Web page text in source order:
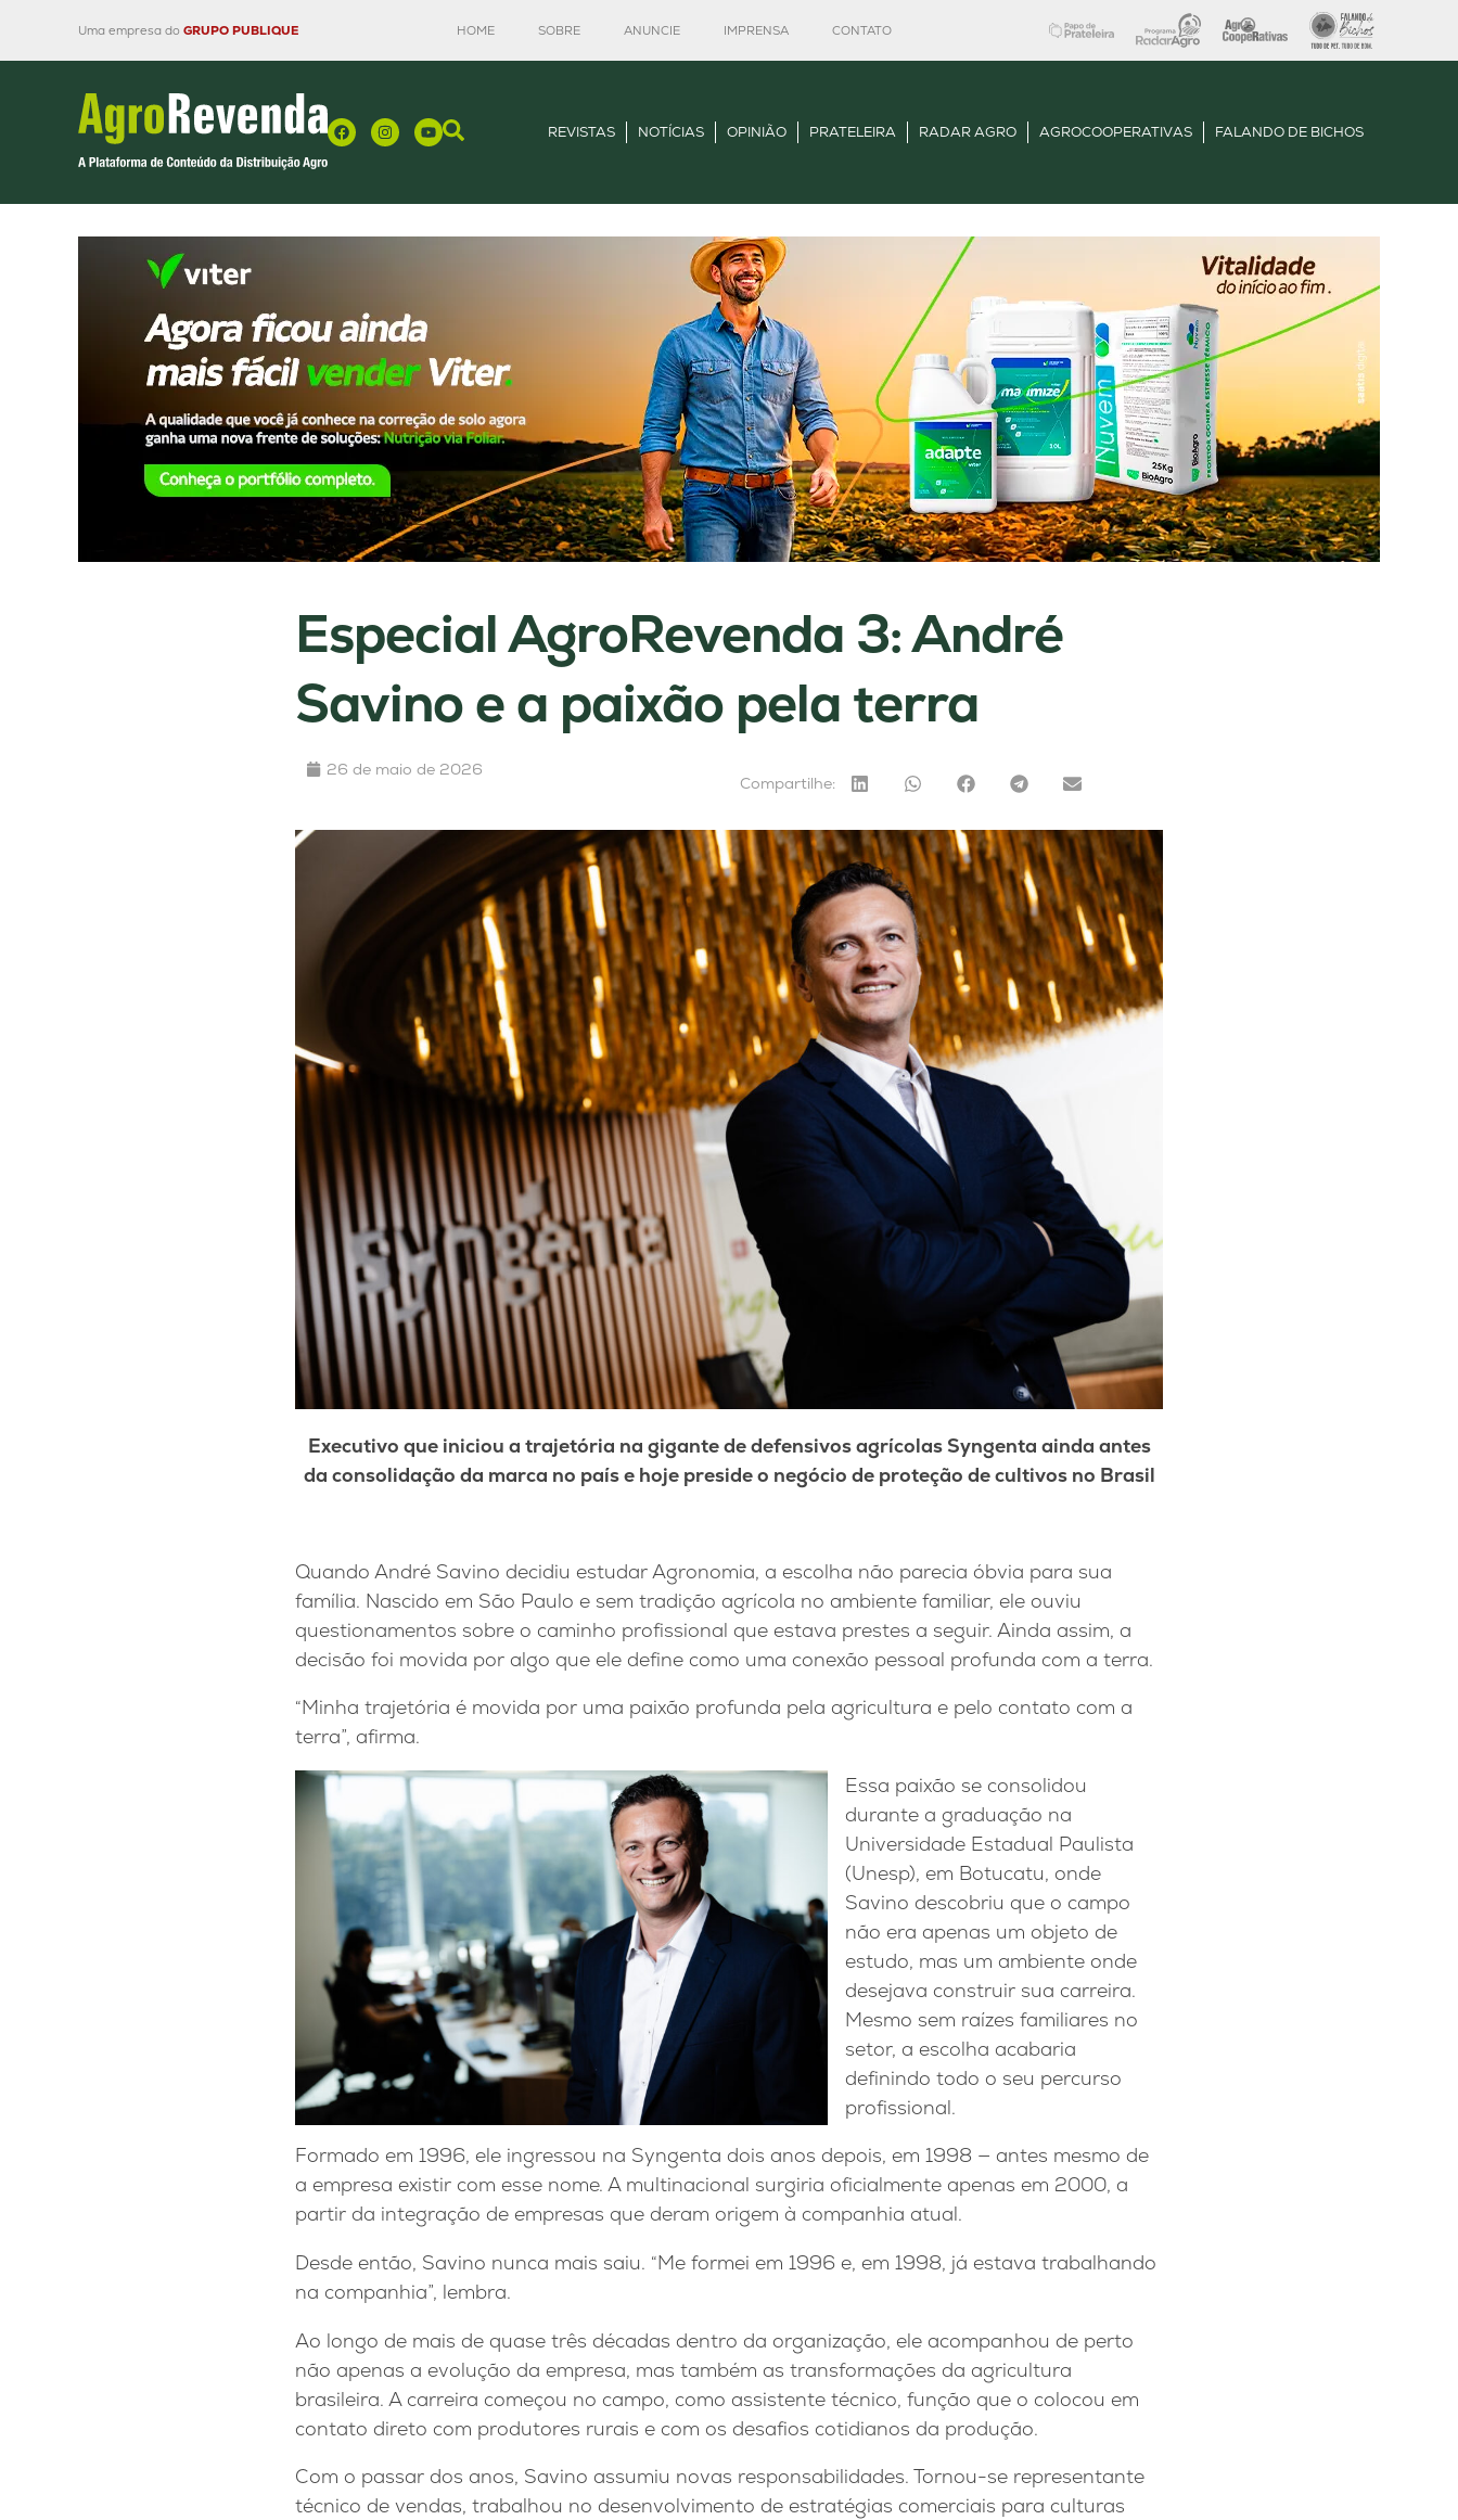
Uma empresa do GRUPO PUBLIQUE HOME SOBRE ANUNCIE IMPRENSA CONTATO
REVISTAS NOTÍCIAS OPINIÃO PRATELEIRA RADAR AGRO AGROCOOPERATIVAS FALANDO DE BICHOS
Especial AgroRevenda 3: André
Savino e a paixão pela terra
26 de maio de 2026
Compartilhe:
Executivo que iniciou a trajetória na gigante de defensivos agrícolas Syngenta ainda antes
da consolidação da marca no país e hoje preside o negócio de proteção de cultivos no Brasil
Quando André Savino decidiu estudar Agronomia, a escolha não parecia óbvia para sua
família. Nascido em São Paulo e sem tradição agrícola no ambiente familiar, ele ouviu
questionamentos sobre o caminho profissional que estava prestes a seguir. Ainda assim, a
decisão foi movida por algo que ele define como uma conexão pessoal profunda com a terra.
“Minha trajetória é movida por uma paixão profunda pela agricultura e pelo contato com a
terra”, afirma.
Essa paixão se consolidou
durante a graduação na
Universidade Estadual Paulista
(Unesp), em Botucatu, onde
Savino descobriu que o campo
não era apenas um objeto de
estudo, mas um ambiente onde
desejava construir sua carreira.
Mesmo sem raízes familiares no
setor, a escolha acabaria
definindo todo o seu percurso
profissional.
Formado em 1996, ele ingressou na Syngenta dois anos depois, em 1998 — antes mesmo de
a empresa existir com esse nome. A multinacional surgiria oficialmente apenas em 2000, a
partir da integração de empresas que deram origem à companhia atual.
Desde então, Savino nunca mais saiu. “Me formei em 1996 e, em 1998, já estava trabalhando
na companhia”, lembra.
Ao longo de mais de quase três décadas dentro da organização, ele acompanhou de perto
não apenas a evolução da empresa, mas também as transformações da agricultura
brasileira. A carreira começou no campo, como assistente técnico, função que o colocou em
contato direto com produtores rurais e com os desafios cotidianos da produção.
Com o passar dos anos, Savino assumiu novas responsabilidades. Tornou-se representante
técnico de vendas, trabalhou no desenvolvimento de estratégias comerciais para culturas